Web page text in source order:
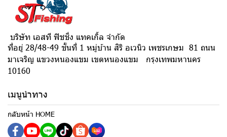
บริษัท เอสที ฟิชชิ่ง แทคเกิ้ล จำกัด
ที่อยู่ 28/48-49 ชั้นที่ 1 หมู่บ้าน สิริ อเวนิว เพชรเกษม 81 ถนน
มาเจริญ แขวงหนองแขม เขตหนองแขม กรุงเทพมหานคร
10160
เมนูนำทาง
กลับหน้า HOME